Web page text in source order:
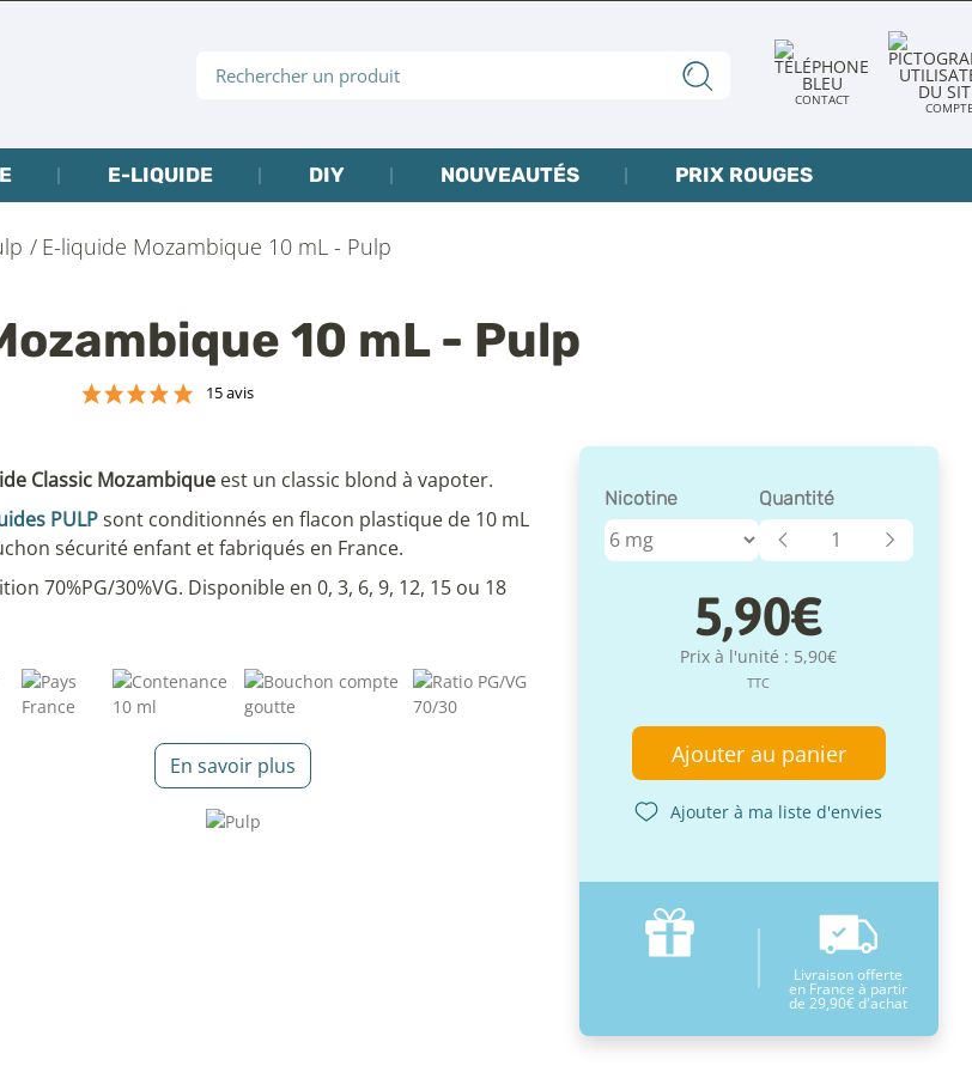
CONTACT
E-LIQUIDE DIY NOUVEAUTÉS PRIX ROUGES
E-liquide Mozambique 10 mL - Pulp
10 mL - Pulp
15 avis
Classic Mozambiqueest un classic blond à vapoter.
PULPsont conditionnés en flacon plastique de 10 mL
sécurité enfant et fabriqués en France.
70%PG/30%VG. Disponible en 0, 3, 6, 9, 12, 15 ou 18
En savoir plus
Nicotine Quantité
5,90€
Prix à l'unité : 5,90€
TTC
Ajouter au panier
Ajouter à ma liste d'envies
Livraison offerte
en France à partir
de 29,90€ d'achat